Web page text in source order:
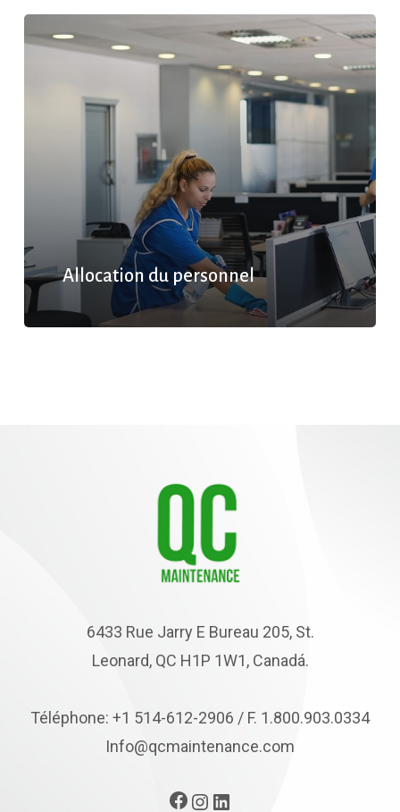
Allocation du personnel
6433 Rue Jarry E Bureau 205, St.
Leonard, QC H1P 1W1, Canadá.
Téléphone: +1 514-612-2906 / F. 1.800.903.0334
Info@qcmaintenance.com
Facebook
Instagram